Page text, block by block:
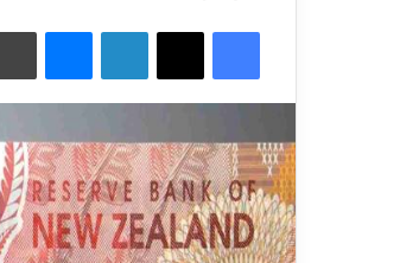
فيسبوك
‫X لينكدإن ماسنجر